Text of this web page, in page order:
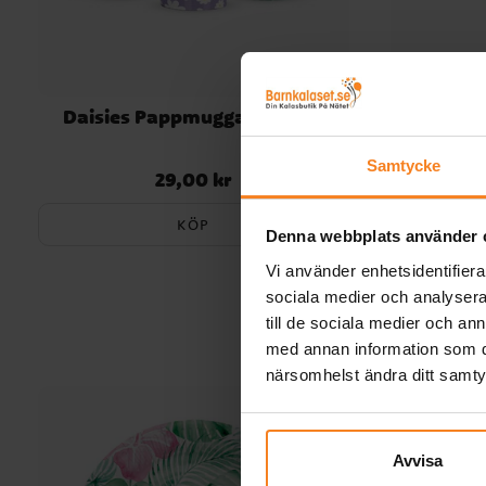
Samtycke
Denna webbplats använder
Vi använder
sociala medier och
till de sociala medier och
med annan information som
närsomhelst ändra ditt
Avvisa
Daisies Pappmuggar 8-pack
Pris:29,00 kr
29,00 kr
KÖP